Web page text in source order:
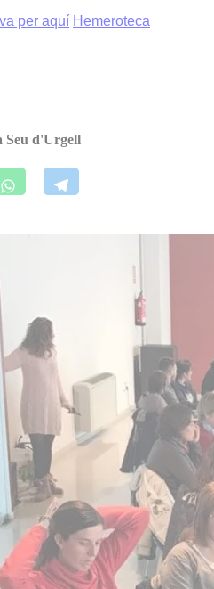
per aquí Hemeroteca
Seu d'Urgell